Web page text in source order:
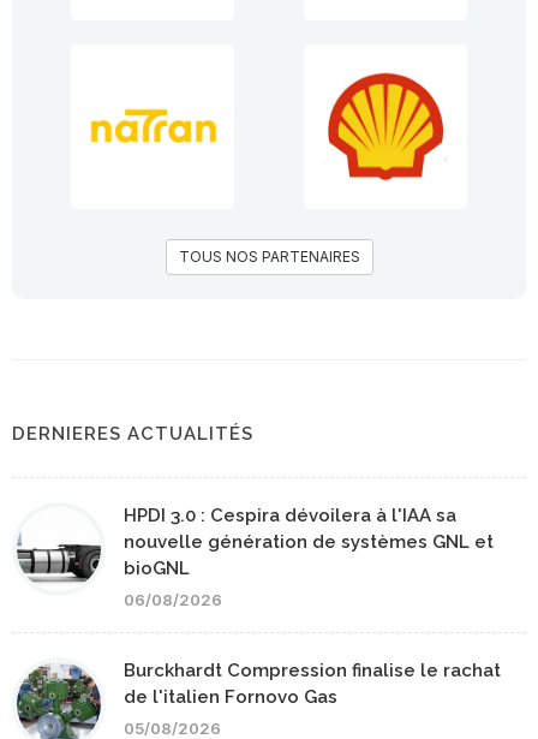
TOUS NOS PARTENAIRES
DERNIERES ACTUALITÉS
HPDI 3.0 : Cespira dévoilera à l'IAA sa
nouvelle génération de systèmes GNL et
bioGNL
06/08/2026
Burckhardt Compression finalise le rachat
de l'italien Fornovo Gas
05/08/2026